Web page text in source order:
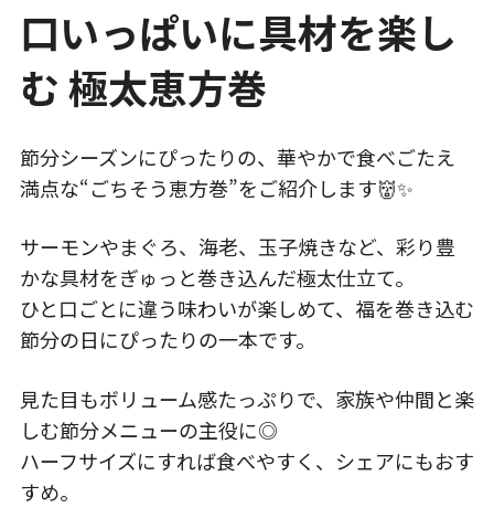
口いっぱいに具材を楽し
む 極太恵方巻
節分シーズンにぴったりの、華やかで食べごたえ
満点な“ごちそう恵方巻”をご紹介します👹✨
サーモンやまぐろ、海老、玉子焼きなど、彩り豊
かな具材をぎゅっと巻き込んだ極太仕立て。
ひと口ごとに違う味わいが楽しめて、福を巻き込む
節分の日にぴったりの一本です。
見た目もボリューム感たっぷりで、家族や仲間と楽
しむ節分メニューの主役に◎
ハーフサイズにすれば食べやすく、シェアにもおす
すめ。